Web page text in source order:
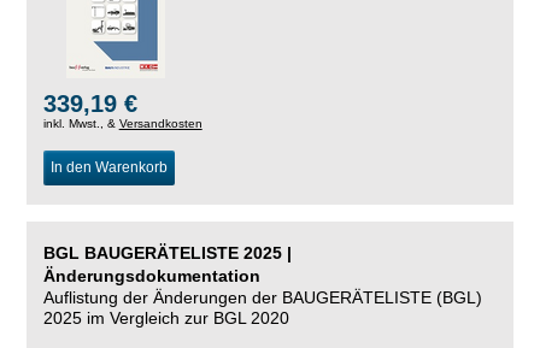
339,19 €
inkl. Mwst., & Versandkosten
In den Warenkorb
BGL BAUGERÄTELISTE 2025 |
Änderungsdokumentation
Auflistung der Änderungen der BAUGERÄTELISTE (BGL)
2025 im Vergleich zur BGL 2020